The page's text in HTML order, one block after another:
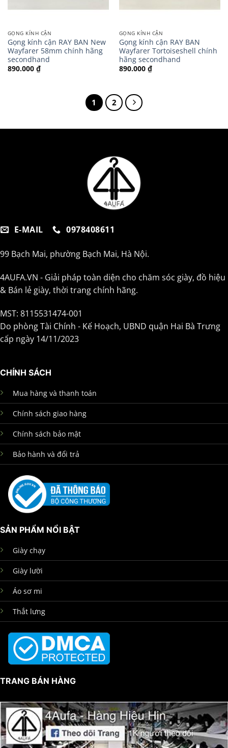
GỌNG KÍNH CẬN
Gọng kính cận RAY BAN New
Wayfarer 58mm chính hãng
secondhand
890.000 ₫
GỌNG KÍNH CẬN
Gọng kính cận RAY BAN
Wayfarer Tortoiseshell chính
hãng secondhand
890.000 ₫
1 2
E-MAIL 0978408611
99 Bạch Mai, phường Bạch Mai, Hà Nội.
4AUFA.VN - Giải pháp toàn diện cho chăm sóc giày, đồ hiệu
& Bán lẻ giày, thời trang chính hãng.
MST: 8115531474-001
Do phòng Tài Chính - Kế Hoạch, UBND quận Hai Bà Trưng
cấp ngày 14/11/2023
CHÍNH SÁCH
Mua hàng và thanh toán
Chính sách giao hàng
Chính sách bảo mật
Bảo hành và đổi trả
SẢN PHẨM NỔI BẬT
Giày chạy
Giày lười
Áo sơ mi
Thắt lưng
TRANG BÁN HÀNG